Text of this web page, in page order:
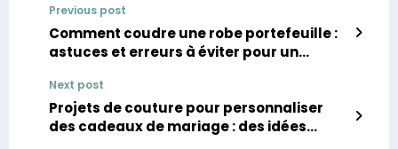
Previous post
Comment coudre une robe portefeuille :
astuces et erreurs à éviter pour un
Next post
Projets de couture pour personnaliser
des cadeaux de mariage : des idées